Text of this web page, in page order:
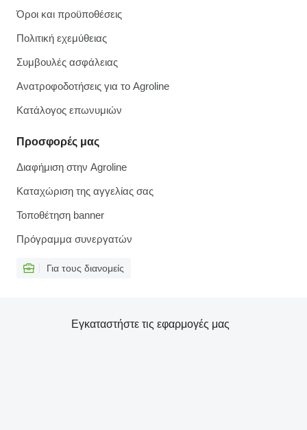
Όροι και προϋποθέσεις
Πολιτική εχεμύθειας
Συμβουλές ασφάλειας
Ανατροφοδοτήσεις για το Agroline
Κατάλογος επωνυμιών
Προσφορές μας
Διαφήμιση στην Agroline
Καταχώριση της αγγελίας σας
Τοποθέτηση banner
Πρόγραμμα συνεργατών
Για τους διανομείς
Εγκαταστήστε τις εφαρμογές μας